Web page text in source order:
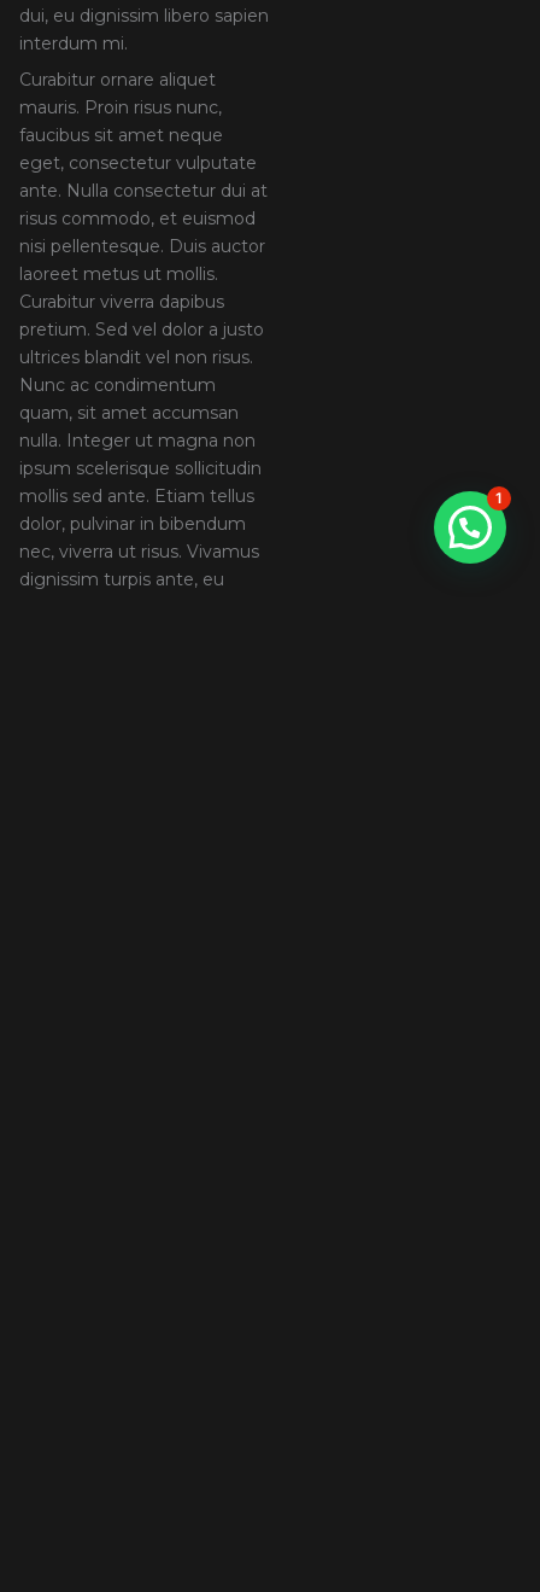
dui, eu dignissim libero sapien
interdum mi.
Curabitur ornare aliquet
mauris. Proin risus nunc,
faucibus sit amet neque
eget, consectetur vulputate
ante. Nulla consectetur dui at
risus commodo, et euismod
nisi pellentesque. Duis auctor
laoreet metus ut mollis.
Curabitur viverra dapibus
pretium. Sed vel dolor a justo
ultrices blandit vel non risus.
Nunc ac condimentum
quam, sit amet accumsan
nulla. Integer ut magna non
ipsum scelerisque sollicitudin
mollis sed ante. Etiam tellus
dolor, pulvinar in bibendum
nec, viverra ut risus. Vivamus
dignissim turpis ante, eu
1